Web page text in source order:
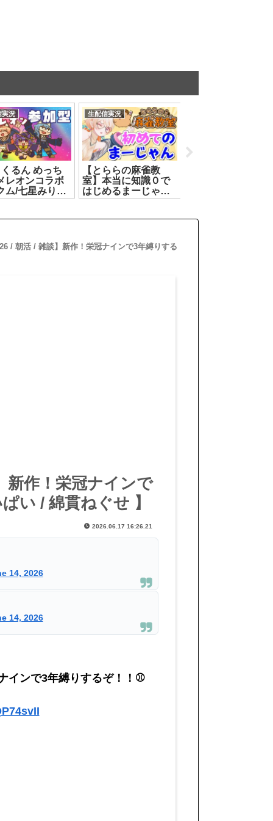
実況
るん めっち
レオンコラボ
ム/七星みりり/
・ルルリカ】
生配信実況
【とららの麻雀教
室】本当に知識０で
はじめるまーじゃん
❤#2【どっとライブ
[2026.07.24]
[2026.06.19]
/ 朝活 / 雑談】新作！栄冠ナインで3年縛りする
新作！栄冠ナインで
い / 綿貫ねぐせ 】
2026.06.17 16:26.21
14, 2026
14, 2026
インで3年縛りするぞ！！⚾